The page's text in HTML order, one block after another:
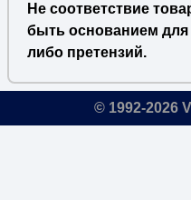
Не соответствие
быть основанием для
либо претензий.
© 1992-2026